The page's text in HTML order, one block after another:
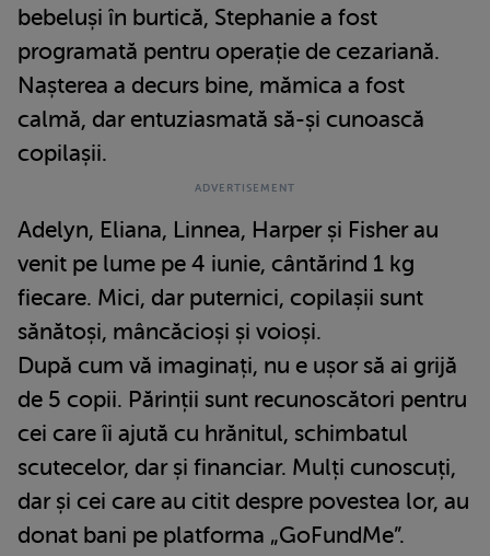
bebeluși în burtică, Stephanie a fost
programată pentru operație de cezariană.
Nașterea a decurs bine, mămica a fost
calmă, dar entuziasmată să-și cunoască
copilașii.
Adelyn, Eliana, Linnea, Harper și Fisher au
venit pe lume pe 4 iunie, cântărind 1 kg
fiecare. Mici, dar puternici, copilașii sunt
sănătoși, mâncăcioși și voioși.
După cum vă imaginați, nu e ușor să ai grijă
de 5 copii. Părinții sunt recunoscători pentru
cei care îi ajută cu hrănitul, schimbatul
scutecelor, dar și financiar. Mulți cunoscuți,
dar și cei care au citit despre povestea lor, au
donat bani pe platforma „GoFundMe”.